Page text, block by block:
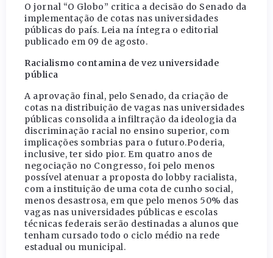
O jornal “O Globo” critica a decisão do Senado da
implementação de cotas nas universidades
públicas do país. Leia na íntegra o editorial
publicado em 09 de agosto.
Racialismo contamina de vez universidade
pública
A aprovação final, pelo Senado, da criação de
cotas na distribuição de vagas nas universidades
públicas consolida a infiltração da ideologia da
discriminação racial no ensino superior, com
implicações sombrias para o futuro.Poderia,
inclusive, ter sido pior. Em quatro anos de
negociação no Congresso, foi pelo menos
possível atenuar a proposta do lobby racialista,
com a instituição de uma cota de cunho social,
menos desastrosa, em que pelo menos 50% das
vagas nas universidades públicas e escolas
técnicas federais serão destinadas a alunos que
tenham cursado todo o ciclo médio na rede
estadual ou municipal.